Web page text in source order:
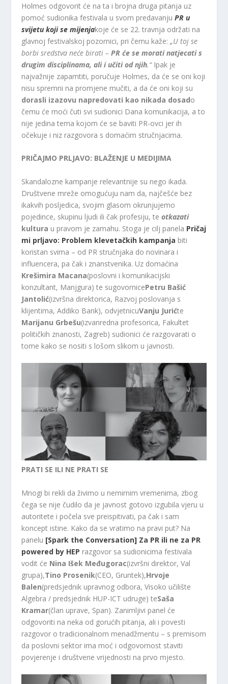
Holmes odgovorit će na ta i brojna druga pitanja uz
pomoć sudionika festivala u svom predavanjuPR u
svijetu koji se mijenjakoje će se 22. travnja održati na
glavnoj festivalskoj pozornici, pri čemu kaže:„U toj se
borbi sredstva neće birati –PR će se morati natjecati s
drugim disciplinama, ali i učiti od njih.“Ipak je
najvažnije zapamtiti, poručuje Holmes, da će se oni koji
nisu spremni na promjene mučiti, a da će oni koji su
dorasli izazovu napredovati kao nikada dosado
čemu će moći čuti svi sudionici Dana komunikacija, a to
nije jedina tema kojom će se baviti PR-ovci jer ih
očekuje i niz razgovora s domaćim stručnjacima.
PRIČAJMO PRLJAVO: BLAŽENJE U MEDIJIMA
Skandalozne kampanje relevantnije su nego ikada.
Društvene mreže omogućuju nam da, najčešće bez
ikakvih posljedica, svojim glasom okrunjujemo
pojedince, skupinu ljudi ili čak profesiju, teotkazati
kultura u pravom je zamahu. Stoga je cilj panela Pričaj
mi prljavo: Problem klevetačkih kampanja biti
koristan svima – od PR stručnjaka do novinara i
influencera, pa čak i znanstvenika. Uz domaćina
Krešimira Macana(poslovni i komunikacijski
konzultant, Manjgura) te sugovornicePetru Bašić
Jantolić(izvršna direktorica, Razvoj poslovanja s
klijentima, Addiko Bank), odvjetnicuVanju Jurićte
Marijanu Grbešu(izvanredna profesorica, Fakultet
političkih znanosti, Zagreb) sudionici će razgovarati o
tome kako se nositi s lošom slikom u javnosti.
PRATI SE ILI NE PRATI SE
Mnogi bi rekli da živimo u nemirnim vremenima, zbog
čega se nije čudilo da je javnost gotovo izgubila vjeru u
autoritete i počela sve preispitivati, pa čak i sam
koncept istine. Kako da se vratimo na pravi put? Na
panelu [Spark the Conversation] Za PR ili ne za PR
powered by HEP razgovor sa sudionicima festivala
vodit će Nina Išek Međugorac(izvršni direktor, Val
grupa),Tino Prosenik(CEO, Gruntek),Hrvoje
Balen(predsjednik upravnog odbora, Visoko učilište
Algebra / predsjednik HUP-ICT udruge) teSaša
Kramar(član uprave, Span). Zanimljivi panel će
odgovoriti na neka od gorućih pitanja, ali i povesti
razgovor o tradicionalnom menadžmentu – s premisom
da poslovni sektor ima moć i odgovornost staviti
povjerenje i društvene vrijednosti na prvo mjesto.